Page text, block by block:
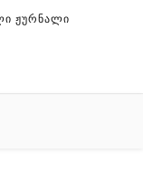
ჟურნალი